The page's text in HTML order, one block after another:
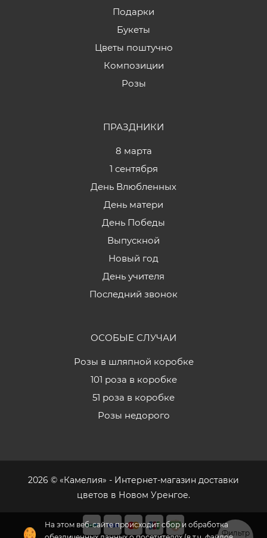
На этом веб-сайте происходит сбор и обработка
Подарки
Букеты
Цветы поштучно
Композиции
Розы
ПРАЗДНИКИ
8 марта
1 сентября
День Влюбленных
День матери
День Победы
Выпускной
Новый год
День учителя
Последний звонок
ОСОБЫЕ СЛУЧАИ
Розы в шляпной коробке
101 роза в коробке
51 роза в коробке
Розы недорого
2026 © «Камелия» - Интернет-магазин доставки
цветов в Новом Уренгое.
Фильтр